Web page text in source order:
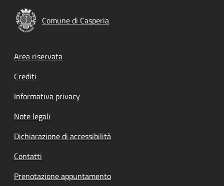
Comune di Casperia
Footer menu
Area riservata
Crediti
Informativa privacy
Note legali
Dichiarazione di accessibilità
Contatti
Prenotazione appuntamento